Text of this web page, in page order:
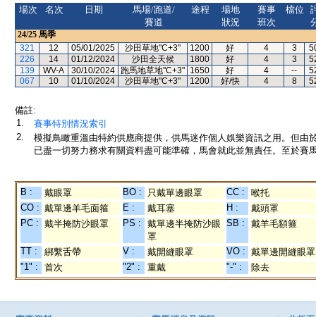
場次
名次 日期
馬場/跑道/
賽道
途程
場地
狀況
賽事
班次
檔位
24/25 馬季
321
12 05/01/2025 沙田草地"C+3" 1200 好 4 3
226
14 01/12/2024 沙田全天候 1800 好 4 3
139
WV-A 30/10/2024 跑馬地草地"C+3" 1650 好 4 --
067
10 01/10/2024 沙田草地"C+3" 1200 好/快 4 8
備註:
1.
賽事特別情況索引
2.
模擬鳥瞰重溫由特約供應商提供，供馬迷作個人娛樂資訊之用。但
已盡一切努力務求有關資料盡可能準確，馬會就此並無責任。至於賽
B : 戴眼罩 BO : 只戴單邊眼罩 CC :
喉托
CO : 戴單邊羊毛面箍 E : 戴耳塞 H :
戴頭罩
PC : 戴半掩防沙眼罩 PS :
戴單邊半掩防沙眼
罩
SB : 戴羊毛額箍
TT : 綁繫舌帶 V : 戴開縫眼罩 VO : 戴單邊開縫眼罩
"1" :
首次 "2" : 重戴 "-" : 除去